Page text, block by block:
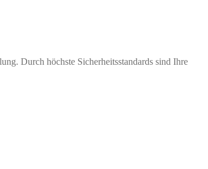
Durch höchste Sicherheitsstandards sind Ihre